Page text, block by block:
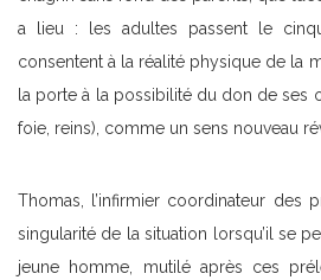
a lieu : les adultes passent le
consentent à la réalité physique de la
la porte à la possibilité du don de ses
foie, reins), comme un sens nouveau
Thomas, l’infirmier coordinateur des
singularité de la situation lorsqu’il se
jeune homme, mutilé après ces